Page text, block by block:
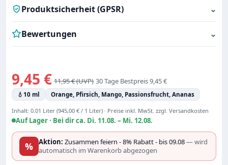
Produktsicherheit (GPSR) ⌄
Bewertungen ⌄
Verkaufspreis:
9,45 € Regulärer Preis:
11,95 € 30 Tage Bestpreis 9,45 €
💧 10 ml Orange, Pfirsich, Mango, Passionsfrucht, Ananas
Inhalt: 0.01 Liter (945,00 € / 1 Liter) · Preise inkl. MwSt. zzgl. Versandkosten
Auf Lager · Bei dir ca. Di. 11.08. – Mi. 12.08.
% Aktion: Zusammen feiern - 8% Rabatt - bis 09.08— wird
automatisch im Warenkorb abgezogen